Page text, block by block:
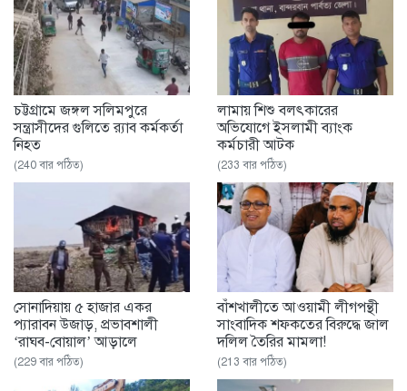
চট্টগ্রামে জঙ্গল সলিমপুরে
সন্ত্রাসীদের গুলিতে র‌্যাব কর্মকর্তা
নিহত
(240 বার পঠিত)
লামায় শিশু বলৎকারের
অভিযোগে ইসলামী ব্যাংক
কর্মচারী আটক
(233 বার পঠিত)
সোনাদিয়ায় ৫ হাজার একর
প্যারাবন উজাড়, প্রভাবশালী
‘রাঘব-বোয়াল’ আড়ালে
(229 বার পঠিত)
বাঁশখালীতে আওয়ামী লীগপন্থী
সাংবাদিক শফকতের বিরুদ্ধে জাল
দলিল তৈরির মামলা!
(213 বার পঠিত)